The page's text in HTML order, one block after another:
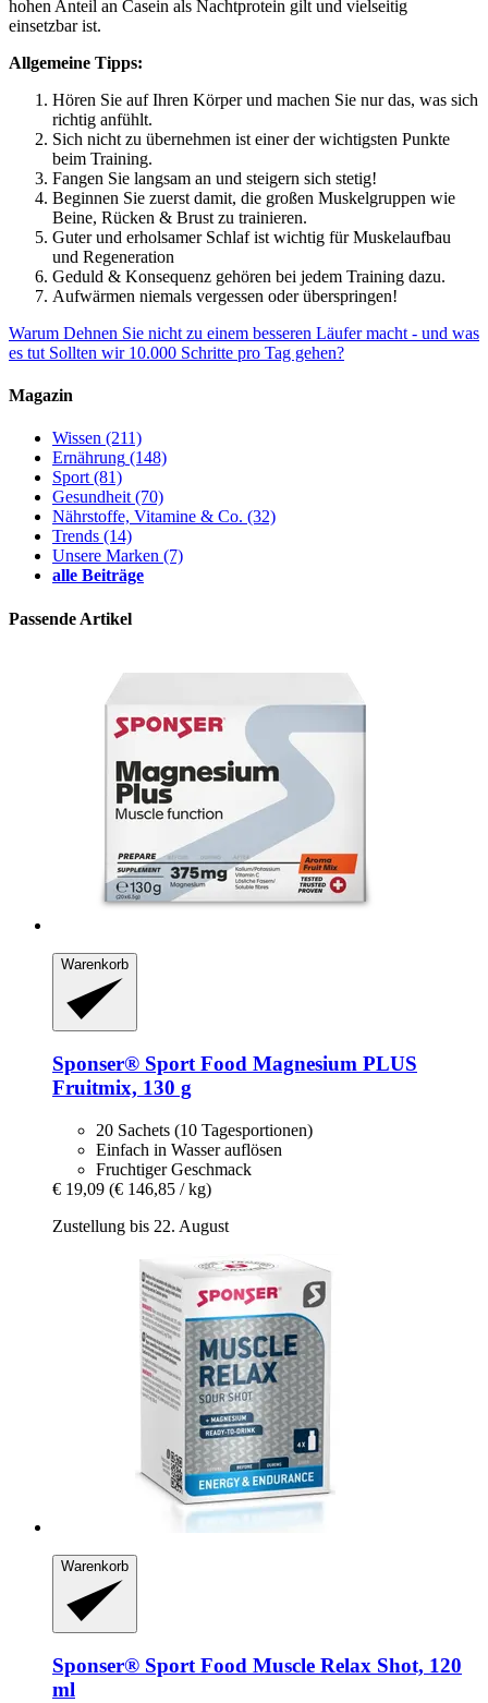
hohen Anteil an Casein als Nachtprotein gilt und vielseitig
einsetzbar ist.
Allgemeine Tipps:
Hören Sie auf Ihren Körper und machen Sie nur das, was sich
richtig anfühlt.
Sich nicht zu übernehmen ist einer der wichtigsten Punkte
beim Training.
Fangen Sie langsam an und steigern sich stetig!
Beginnen Sie zuerst damit, die großen Muskelgruppen wie
Beine, Rücken & Brust zu trainieren.
Guter und erholsamer Schlaf ist wichtig für Muskelaufbau
und Regeneration
Geduld & Konsequenz gehören bei jedem Training dazu.
Aufwärmen niemals vergessen oder überspringen!
Warum Dehnen Sie nicht zu einem besseren Läufer macht - und was
es tut Sollten wir 10.000 Schritte pro Tag gehen?
Magazin
Wissen (211)
Ernährung (148)
Sport(81)
Gesundheit(70)
Nährstoffe, Vitamine & Co. (32)
Trends (14)
Unsere Marken (7)
alle Beiträge
Passende Artikel
Warenkorb
Sponser® Sport Food Magnesium PLUS
Fruitmix, 130 g
20 Sachets (10 Tagesportionen)
Einfach in Wasser auflösen
Fruchtiger Geschmack
€ 19,09 (€ 146,85 / kg)
Zustellung bis 22. August
Warenkorb
Sponser® Sport Food Muscle Relax Shot, 120
ml